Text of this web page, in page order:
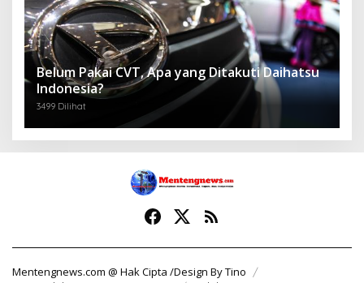
Belum Pakai CVT, Apa yang Ditakuti Daihatsu
Indonesia?
3499 Dilihat
Mentengnews.com @ Hak Cipta /Design By Tino